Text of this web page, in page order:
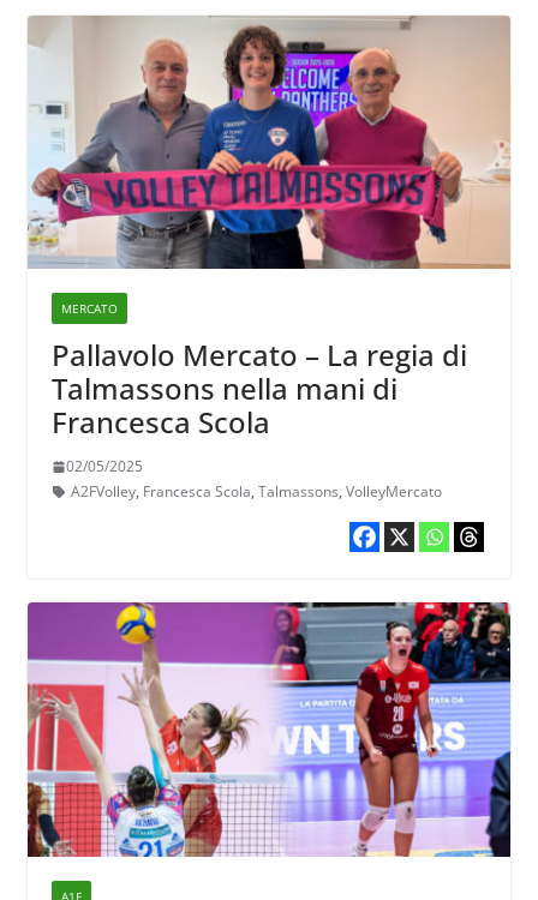
MERCATO
Pallavolo Mercato – La regia di
Talmassons nella mani di
Francesca Scola
02/05/2025
A2FVolley, Francesca Scola, Talmassons, VolleyMercato
A1F